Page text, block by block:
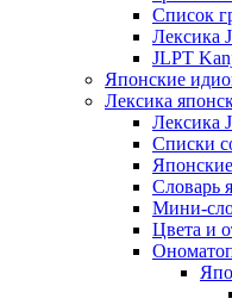
Список
Лексика
JLPT
Японские
Лексика
Лексика
Списки
Словарь
Мини-
Цвета и